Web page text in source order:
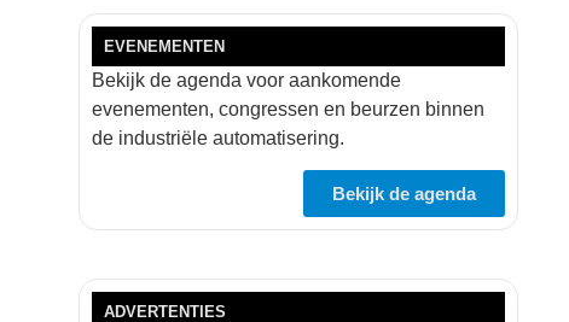
EVENEMENTEN
Bekijk de agenda voor aankomende
evenementen, congressen en beurzen binnen
de industriële automatisering.
Bekijk de agenda
ADVERTENTIES